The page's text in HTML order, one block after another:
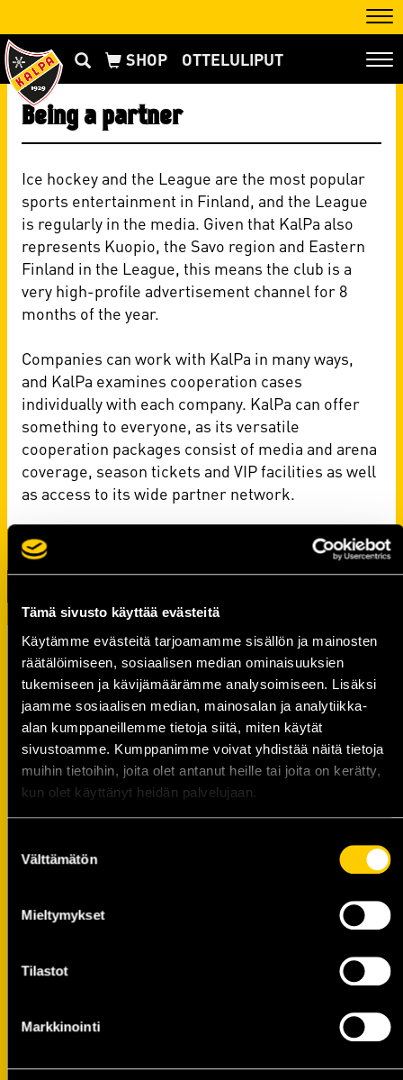
Tämä sivusto käyttää evästeitä
Käytämme evästeitä tarjoamamme sisällön ja mainosten
räätälöimiseen, sosiaalisen median ominaisuuksien
tukemiseen ja kävijämäärämme analysoimiseen. Lisäksi
jaamme sosiaalisen median, mainosalan ja analytiikka-
alan kumppaneillemme tietoja siitä, miten käytät
sivustoamme. Kumppanimme voivat yhdistää näitä tietoja
muihin tietoihin, joita olet antanut heille tai joita on kerätty,
kun olet käyttänyt heidän palvelujaan.
valinta
Välttämätön
Mieltymykset
Tilastot
Markkinointi
OTTELULIPUT
Being a partner
Ice hockey and the League are the most popular
sports entertainment in Finland, and the League
is regularly in the media. Given that KalPa also
represents Kuopio, the Savo region and Eastern
Finland in the League, this means the club is a
very high-profile advertisement channel for 8
months of the year.
Companies can work with KalPa in many ways,
and KalPa examines cooperation cases
individually with each company. KalPa can offer
something to everyone, as its versatile
cooperation packages consist of media and arena
coverage, season tickets and VIP facilities as well
as access to its wide partner network.
KALPA
TO
SHOP
Ruusteri Pehmolelu